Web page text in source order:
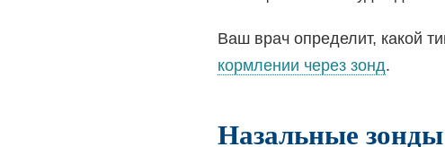
Ваш врач определит, какой
кормлении через зонд.
Назальные